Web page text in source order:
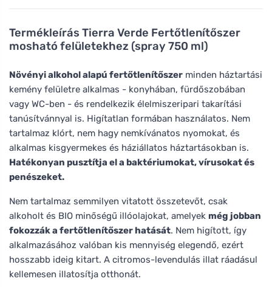
Termékleírás Tierra Verde Fertőtlenítőszer
mosható felületekhez (spray 750 ml)
Növényi alkohol alapú fertőtlenítőszer minden háztartási
kemény felületre alkalmas - konyhában, fürdőszobában
vagy WC-ben - és rendelkezik élelmiszeripari takarítási
tanúsítvánnyal is. Higítatlan formában használatos. Nem
tartalmaz klórt, nem hagy nemkívánatos nyomokat, és
alkalmas kisgyermekes és háziállatos háztartásokban is.
Hatékonyan pusztítja el a baktériumokat, vírusokat és
penészeket.
Nem tartalmaz semmilyen vitatott összetevőt, csak
alkoholt és BIO minőségű illóolajokat, amelyek még jobban
fokozzák a fertőtlenítőszer hatását. Nem higított, így
alkalmazásához valóban kis mennyiség elegendő, ezért
hosszabb ideig kitart. A citromos-levendulás illat ráadásul
kellemesen illatosítja otthonát.